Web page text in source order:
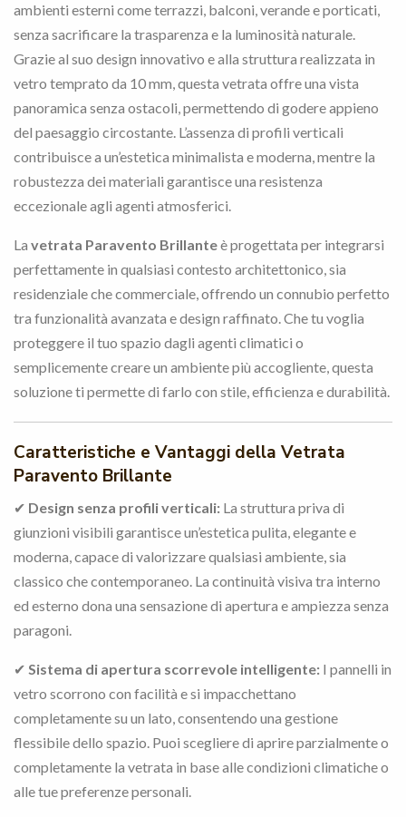
ambienti esterni come terrazzi, balconi, verande e porticati,
senza sacrificare la trasparenza e la luminosità naturale.
Grazie al suo design innovativo e alla struttura realizzata in
vetro temprato da 10 mm, questa vetrata offre una vista
panoramica senza ostacoli, permettendo di godere appieno
del paesaggio circostante. L’assenza di profili verticali
contribuisce a un’estetica minimalista e moderna, mentre la
robustezza dei materiali garantisce una resistenza
eccezionale agli agenti atmosferici.
La vetrata Paravento Brillanteè progettata per integrarsi
perfettamente in qualsiasi contesto architettonico, sia
residenziale che commerciale, offrendo un connubio perfetto
tra funzionalità avanzata e design raffinato. Che tu voglia
proteggere il tuo spazio dagli agenti climatici o
semplicemente creare un ambiente più accogliente, questa
soluzione ti permette di farlo con stile, efficienza e durabilità.
Caratteristiche e Vantaggi della Vetrata
Paravento Brillante
✔ Design senza profili verticali: La struttura priva di
giunzioni visibili garantisce un’estetica pulita, elegante e
moderna, capace di valorizzare qualsiasi ambiente, sia
classico che contemporaneo. La continuità visiva tra interno
ed esterno dona una sensazione di apertura e ampiezza senza
paragoni.
✔ Sistema di apertura scorrevole intelligente: I pannelli in
vetro scorrono con facilità e si impacchettano
completamente su un lato, consentendo una gestione
flessibile dello spazio. Puoi scegliere di aprire parzialmente o
completamente la vetrata in base alle condizioni climatiche o
alle tue preferenze personali.